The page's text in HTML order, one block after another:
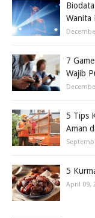
Wanita
7
Wajib
5 Tips
Aman
5
April 09,